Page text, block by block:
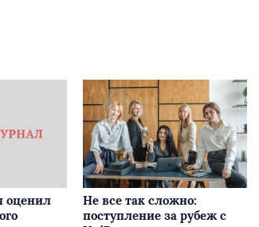
оценил
Не все так сложно:
поступление за рубеж с